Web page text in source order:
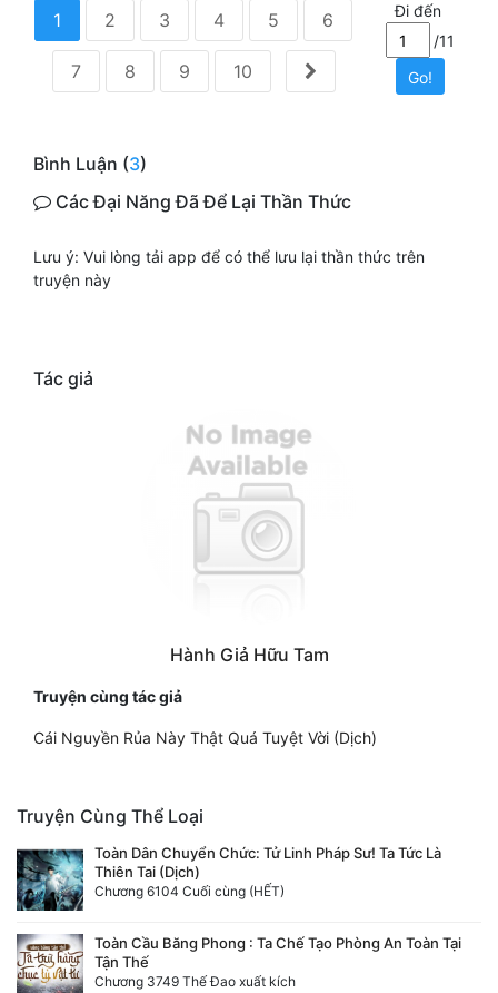
1 2 3 4 5 6
7 8 9 10
Đi đến
/11
Go!
Bình Luận (3)
Các Đại Năng Đã Để Lại Thần Thức
Lưu ý: Vui lòng tải app để có thể lưu lại thần thức trên
truyện này
Tác giả
Hành Giả Hữu Tam
Truyện cùng tác giả
Cái Nguyền Rủa Này Thật Quá Tuyệt Vời (Dịch)
Truyện Cùng Thể Loại
Toàn Dân Chuyển Chức: Tử Linh Pháp Sư! Ta Tức Là
Thiên Tai (Dịch)
Chương 6104 Cuối cùng (HẾT)
Toàn Cầu Băng Phong : Ta Chế Tạo Phòng An Toàn Tại
Tận Thế
Chương 3749 Thế Đao xuất kích